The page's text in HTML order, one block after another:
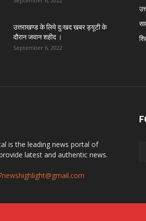
उत्तराखण्ड के लिये दुःखद खबर ड्यूटी के
दौरान जवान शहीद ।
September 6, 2022
is the leading news portal of
latest and authentic news.